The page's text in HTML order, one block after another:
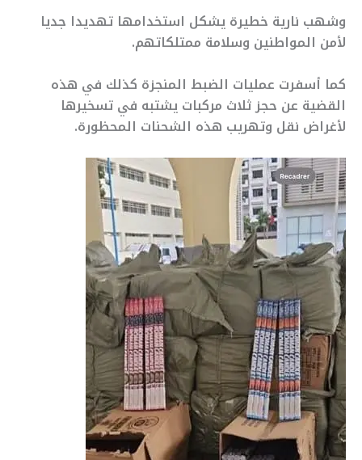
وشهب نارية خطيرة يشكل استخدامها تهديدا جديا
لأمن المواطنين وسلامة ممتلكاتهم.
كما أسفرت عمليات الضبط المنجزة كذلك في هذه
القضية عن حجز ثلاث مركبات يشتبه في تسخيرها
لأغراض نقل وتهريب هذه الشحنات المحظورة.